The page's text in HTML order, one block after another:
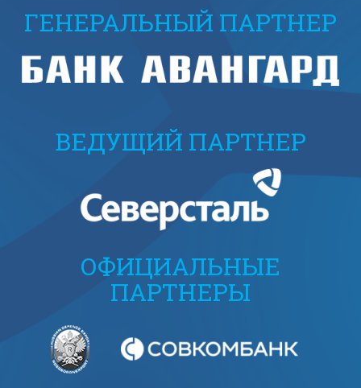
ГЕНЕРАЛЬНЫЙ ПАРТНЕР
ВЕДУЩИЙ ПАРТНЕР
ОФИЦИАЛЬНЫЕ
ПАРТНЕРЫ